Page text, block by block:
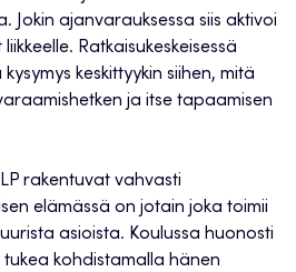
Jokin ajanvarauksessa siis aktivoi
Ratkaisukeskeisessä
keskittyykin siihen, mitä
ja itse tapaamisen
rakentuvat vahvasti
elämässä on jotain joka toimii
asioista. Koulussa huonosti
kohdistamalla hänen